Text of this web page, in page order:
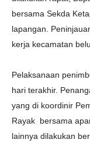
bersama Sekda
lapangan.
kerja kecamatan
Pelaksanaan
hari terakhir.
yang di koordinir
Rayak bersama
lainnya dilakukan